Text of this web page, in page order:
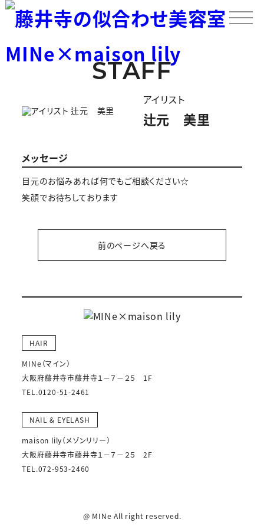
STAFF
アイリスト
辻元 美里
メッセージ
目元のお悩みあれば何でもご相談ください☆
笑顔でお待ちしております
前のページへ戻る
HAIR
MINe（マイン）
大阪府藤井寺市藤井寺１－７－２５ 1F
TEL.0120-51-2461
NAIL & EYELASH
maison lily（メゾンリリー）
大阪府藤井寺市藤井寺１－７－２５ 2F
TEL.072-953-2460
@ MINe All right reserved.